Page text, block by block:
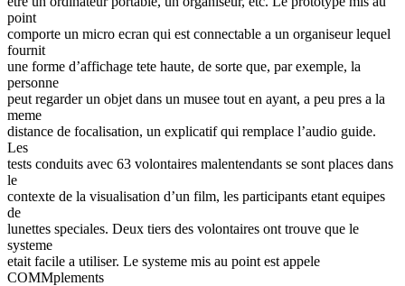
point
comporte un micro ecran qui est connectable a un organiseur lequel
fournit
une forme d’affichage tete haute, de sorte que, par exemple, la
personne
peut regarder un objet dans un musee tout en ayant, a peu pres a la
meme
distance de focalisation, un explicatif qui remplace l’audio guide.
Les
tests conduits avec 63 volontaires malentendants se sont places dans
le
contexte de la visualisation d’un film, les participants etant equipes
de
lunettes speciales. Deux tiers des volontaires ont trouve que le
systeme
etait facile a utiliser. Le systeme mis au point est appele
COMMplements